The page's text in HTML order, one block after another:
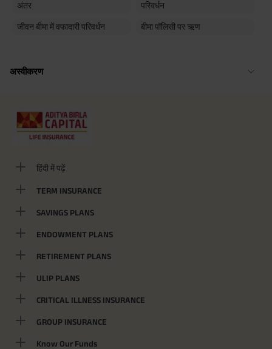
अंतर
परिवर्धन
जीवन बीमा में वफादारी परिवर्धन बीमा पॉलिसी पर ऋण
अस्वीकरण
हिंदी में पढ़ें
TERM INSURANCE
SAVINGS PLANS
ENDOWMENT PLANS
RETIREMENT PLANS
ULIP PLANS
CRITICAL ILLNESS INSURANCE
GROUP INSURANCE
Know Our Funds